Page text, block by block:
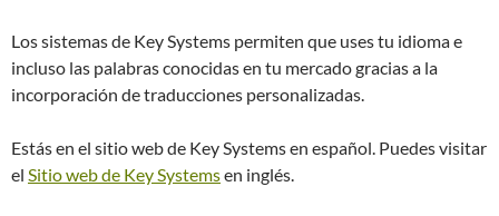
Los sistemas de Key Systems permiten que uses tu idioma e
incluso las palabras conocidas en tu mercado gracias a la
incorporación de traducciones personalizadas.
Estás en el sitio web de Key Systems en español. Puedes visitar
el Sitio web de Key Systemsen inglés.